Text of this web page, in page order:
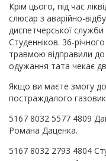
Крім цього, під час
слюсар з аварійно-
диспетчерської
Студенніков. 36-
травмою відправили
одужання тата чекає
Якщо ви маєте змогу
постраждалого
5167 8032 5577 4809
Романа Даценка.
5167 8032 2793 4804